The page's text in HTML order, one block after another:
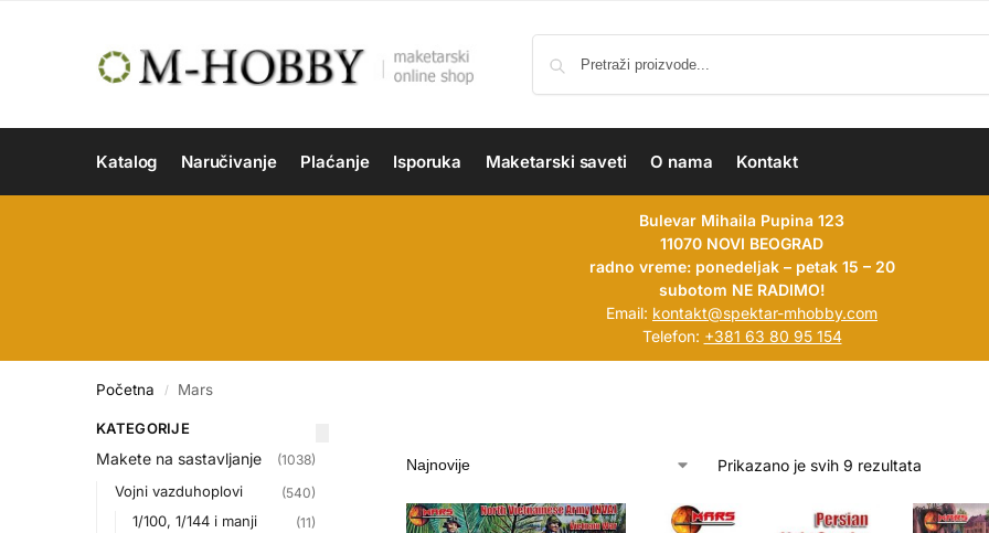
Katalog Naručivanje Plaćanje Isporuka Maketarski saveti O nama Kontakt
Bulevar Mihaila Pupina 123
11070 NOVI BEOGRAD
radno vreme: ponedeljak – petak 15 – 20
subotom NE RADIMO!
Email: kontakt@spektar-mhobby.com
Telefon: +381 63 80 95 154
Početna / Mars
Prikazano je svih 9 rezultata
KATEGORIJE
Makete na sastavljanje (1038)
Vojni vazduhoplovi (540)
1/100, 1/144 i manji (11)